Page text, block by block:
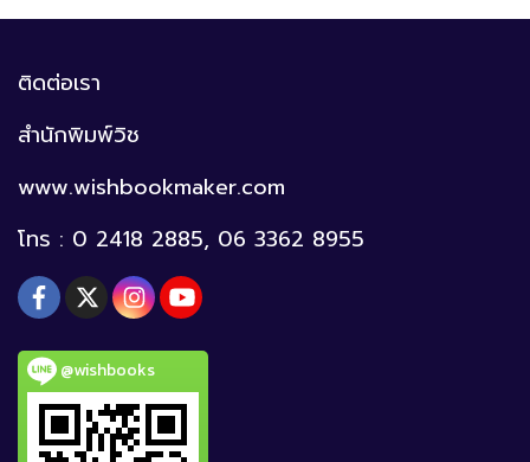
ติดต่อเรา
สำนักพิมพ์วิช
www.wishbookmaker.com
โทร : 0 2418 2885, 06 3362 8955
@wishbooks